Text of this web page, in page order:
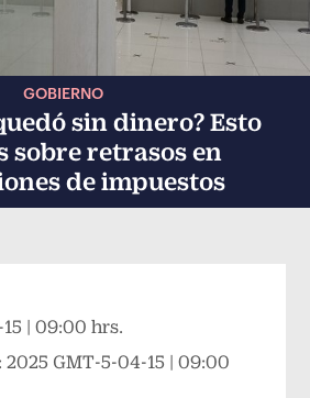
GOBIERNO
sin dinero? Esto
sobre retrasos en
de impuestos
actual mediante Email
actual mediante Facebook
el artículo actual mediante Twitter
el artículo actual mediante
| 09:00 hrs.
2025 GMT-5-04-15 | 09:00